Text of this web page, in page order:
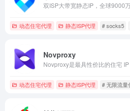
双ISP大带宽静态IP，全球9000
动态住宅代理 静态ISP代理 # socks5
Novproxy
动态住宅代理 静态ISP代理 # 无限流量